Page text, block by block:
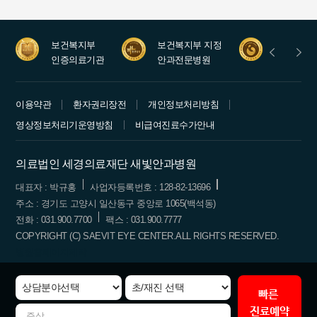
보건복지부
인증의료기관
보건복지부 지정
안과전문병원
수련병원
이용약관 환자권리장전
개인정보처리방침
영상정보처리기운영방침
비급여진료수가안내
의료법인 세경의료재단 새빛안과병원
대표자 : 박규홍
사업자등록번호 : 128-82-13696
주소 : 경기도 고양시 일산동구 중앙로 1065(백석동)
전화 : 031.900.7700
팩스 : 031.900.7777
COPYRIGHT (C) SAEVIT EYE CENTER.ALL RIGHTS RESERVED.
빠른
진료예약